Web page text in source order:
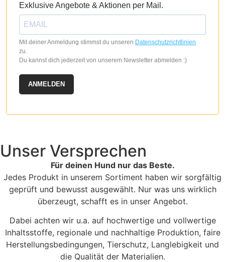
Exklusive Angebote & Aktionen per Mail.
Mit deiner Anmeldung stimmst du unseren Datenschutzrichtlinien
zu.
Du kannst dich jederzeit von unserem Newsletter abmelden :)
ANMELDEN
Unser Versprechen
Für deinen Hund nur das Beste.
Jedes Produkt in unserem Sortiment haben wir sorgfältig
geprüft und bewusst ausgewählt. Nur was uns wirklich
überzeugt, schafft es in unser Angebot.
Dabei achten wir u.a. auf hochwertige und vollwertige
Inhaltsstoffe, regionale und nachhaltige Produktion, faire
Herstellungsbedingungen, Tierschutz, Langlebigkeit und
die Qualität der Materialien.